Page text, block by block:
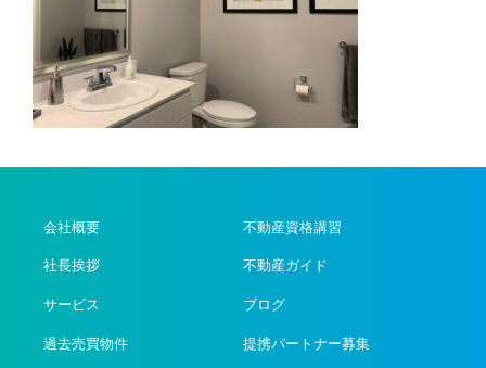
会社概要
社長挨拶
サービス
過去売買物件
不動産資格講習
不動産ガイド
ブログ
提携パートナー募集